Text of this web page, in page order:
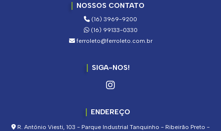
NOSSOS CONTATO
(16) 3969-9200
(16) 99133-0330
ferroleto@ferroleto.com.br
SIGA-NOS!
ENDEREÇO
R. Antônio Viesti, 103 - Parque Industrial Tanquinho - Ribeirão Preto -